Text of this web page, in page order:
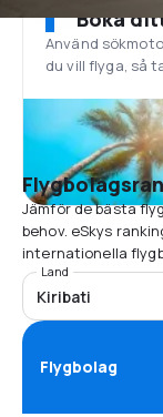
Boka
Använd
du vill flyga, så
Jämför de bästa
behov. eSkys
internationella
Land
Kiribati
Flygbolag